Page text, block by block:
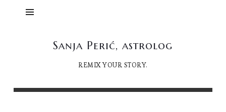
Sanja
astrolog
Sanja Perić, astrolog
REMIX YOUR STORY.